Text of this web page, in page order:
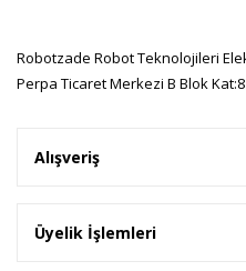
Robotzade Robot Teknolojileri
Perpa Ticaret Merkezi B Blok Kat:8
Alışveriş
Üyelik İşlemleri